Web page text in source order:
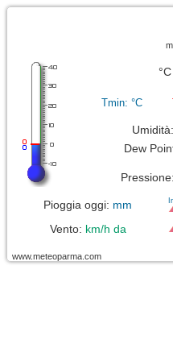
°C
Tmin: °C
Umidità:
Dew
Pressione:
Pioggia oggi: mm
Vento: km/h da
www.meteoparma.com